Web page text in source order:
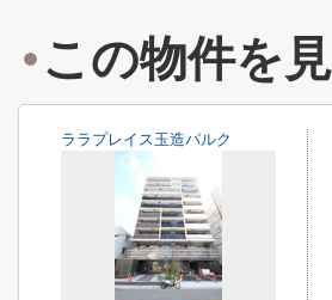
この物件を
ララプレイス玉造パルク